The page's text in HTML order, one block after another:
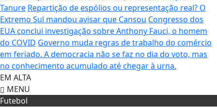
Tanure Repartição de espólios ou representação real? O
Extremo Sul mandou avisar que Cansou Congresso dos
EUA conclui investigação sobre Anthony Fauci, o homem
do COVID Governo muda regras de trabalho do comércio
em feriado. A democracia não se faz no dia do voto, mas
no conhecimento acumulado até chegar à urna.
EM ALTA
MENU
Futebol